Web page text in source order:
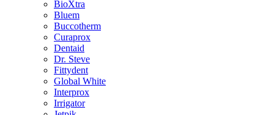
BioXtra
Bluem
Buccotherm
Curaprox
Dentaid
Dr. Steve
Fittydent
Global White
Interprox
Irrigator